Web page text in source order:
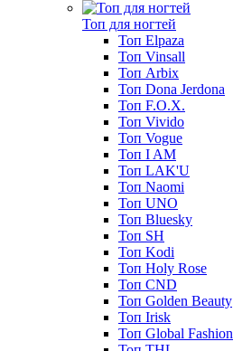
Топ для ногтей
Топ Elpaza
Топ Vinsall
Топ Arbix
Топ Dona Jerdona
Топ F.O.X.
Топ Vivido
Топ Vogue
Топ I AM
Топ LAK'U
Топ Naomi
Топ UNO
Топ Bluesky
Топ SH
Топ Kodi
Топ Holy Rose
Топ CND
Топ Golden Beauty
Топ Irisk
Топ Global Fashion